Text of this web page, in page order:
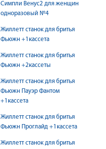
Симпли Венус2 для женщин
одноразовый №4
Жиллетт станок для бритья
Фьюжн +1кассета
Жиллетт станок для бритья
Фьюжн +2кассеты
Жиллетт станок для бритья
Фьюжн Пауэр Фантом
+1кассета
Жиллетт станок для бритья
Фьюжн Проглайд +1кассета
Жиллетт станок для бритья